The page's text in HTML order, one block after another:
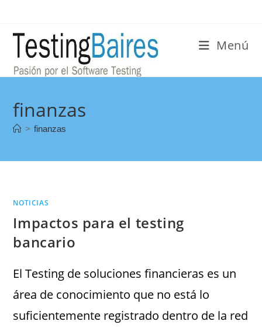
Menú
finanzas
> finanzas
NOTICIAS
Impactos para el testing
bancario
El Testing de soluciones financieras es un
área de conocimiento que no está lo
suficientemente registrado dentro de la red